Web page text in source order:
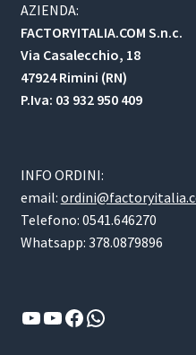
AZIENDA:
FACTORYITALIA.COM S.n.c.
Via Casalecchio, 18
47924 Rimini (RN)
P.Iva: 03 932 950 409
INFO ORDINI:
email:
Telefono: 0541.646270
Whatsapp: 378.0879896
YouTube
YouTube
Facebook
WhatsApp